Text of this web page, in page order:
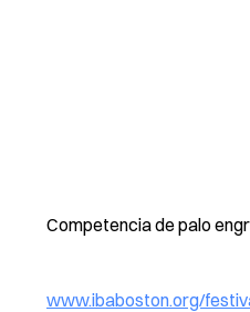
Competencia de palo
www.ibaboston.org/